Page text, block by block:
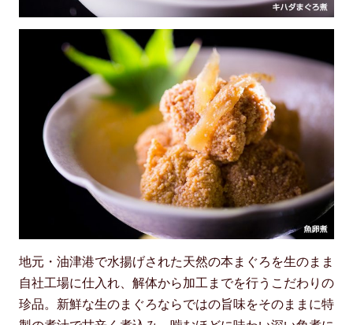
地元・油津港で水揚げされた天然の本まぐろを生のまま
自社工場に仕入れ、解体から加工までを行うこだわりの
珍品。新鮮な生のまぐろならではの旨味をそのままに特